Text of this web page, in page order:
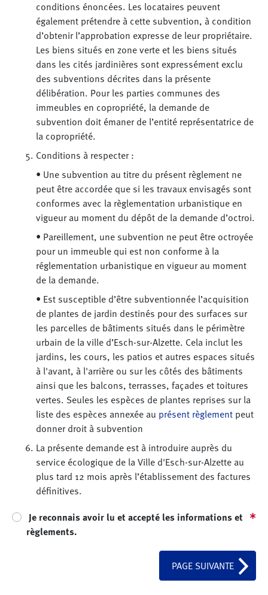
conditions énoncées. Les locataires peuvent
également prétendre à cette subvention, à condition
d’obtenir l’approbation expresse de leur propriétaire.
Les biens situés en zone verte et les biens situés
dans les cités jardinières sont expressément exclu
des subventions décrites dans la présente
délibération. Pour les parties communes des
immeubles en copropriété, la demande de
subvention doit émaner de l’entité représentatrice de
la copropriété.
Conditions à respecter :
• Une subvention au titre du présent règlement ne
peut être accordée que si les travaux envisagés sont
conformes avec la règlementation urbanistique en
vigueur au moment du dépôt de la demande d’octroi.
• Pareillement, une subvention ne peut être octroyée
pour un immeuble qui est non conforme à la
réglementation urbanistique en vigueur au moment
de la demande.
• Est susceptible d’être subventionnée l’acquisition
de plantes de jardin destinés pour des surfaces sur
les parcelles de bâtiments situés dans le périmètre
urbain de la ville d’Esch-sur-Alzette. Cela inclut les
jardins, les cours, les patios et autres espaces situés
à l'avant, à l'arrière ou sur les côtés des bâtiments
ainsi que les balcons, terrasses, façades et toitures
vertes. Seules les espèces de plantes reprises sur la
liste des espèces annexée au présent règlement peut
donner droit à subvention
La présente demande est à introduire auprès du
service écologique de la Ville d'Esch-sur-Alzette au
plus tard 12 mois après l’établissement des factures
définitives.
Je reconnais avoir lu et accepté les informations et
règlements.
PAGE SUIVANTE